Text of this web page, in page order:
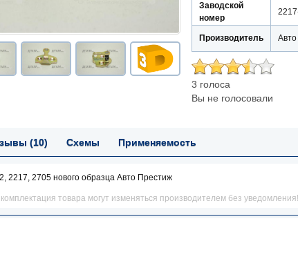
Заводской
номер
Производитель
3 голоса
Вы не голосовали
(10) Схемы Применяемость
2217, 2705 нового образца Авто Престиж
товара могут изменяться производителем без уведомления!